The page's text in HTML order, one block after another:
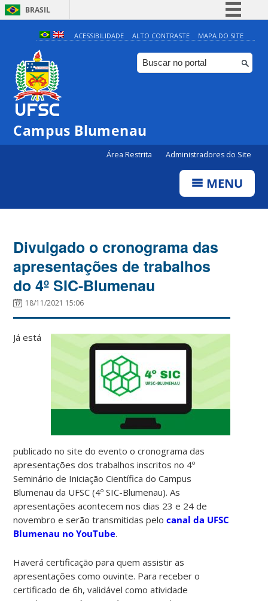
BRASIL
Simplifique!
Comunica BR
Participe
ACESSIBILIDADE ALTO CONTRASTE MAPA DO SITE
Campus Blumenau
Área Restrita Administradores do Site
MENU
Divulgado o cronograma das
apresentações de trabalhos
do 4º SIC-Blumenau
18/11/2021 15:06
Já está
publicado no site do evento o cronograma das
apresentações dos trabalhos inscritos no 4º
Seminário de Iniciação Científica do Campus
Blumenau da UFSC (4º SIC-Blumenau). As
apresentações acontecem nos dias 23 e 24 de
novembro e serão transmitidas pelocanal da UFSC
Blumenau no YouTube.
Haverá certificação para quem assistir as
apresentações como ouvinte. Para receber o
certificado de 6h, validável como atividade